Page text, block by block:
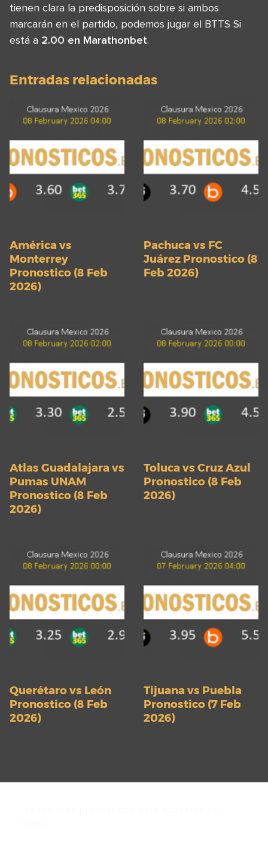
tienen clara la predisposición sobre si ambos
marcarán en el partido, podemos jugar el BTTS Si
está a 2.00 en Marathonbet.
Entradas relacionadas
América vs
Monterrey
Pronostico (8 Feb
2026)
Pachuca vs FC
Juárez Pronostico (8
Feb 2026)
Atlas Guadalajara vs
Pumas UNAM
Pronostico (8 Feb
2026)
Toluca vs Cruz Azul
Pronostico (8 Feb
2026)
Querétaro vs León
Pronostico (8 Feb
2026)
Tijuana vs Puebla
Pronostico (7 Feb
2026)